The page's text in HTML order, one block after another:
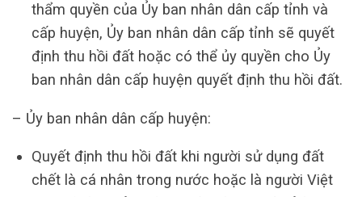
thẩm quyền của Ủy ban nhân dân cấp tỉnh và
cấp huyện, Ủy ban nhân dân cấp tỉnh sẽ quyết
định thu hồi đất hoặc có thể ủy quyền cho Ủy
ban nhân dân cấp huyện quyết định thu hồi đất.
– Ủy ban nhân dân cấp huyện:
Quyết định thu hồi đất khi người sử dụng đất
chết là cá nhân trong nước hoặc là người Việt